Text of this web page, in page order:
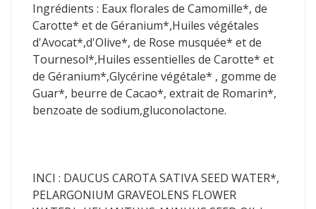
Ingrédients : Eaux florales de Camomille*, de
Carotte* et de Géranium*,Huiles végétales
d'Avocat*,d'Olive*, de Rose musquée* et de
Tournesol*,Huiles essentielles de Carotte* et
de Géranium*,Glycérine végétale* , gomme de
Guar*, beurre de Cacao*, extrait de Romarin*,
benzoate de sodium,gluconolactone.
INCI : DAUCUS CAROTA SATIVA SEED WATER*,
PELARGONIUM GRAVEOLENS FLOWER